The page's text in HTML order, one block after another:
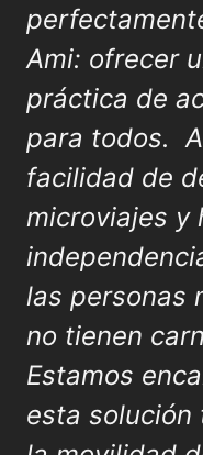
Ami: ofrecer
práctica de
para todos.
facilidad de
microviajes y
las personas
no tienen
Estamos
esta solución